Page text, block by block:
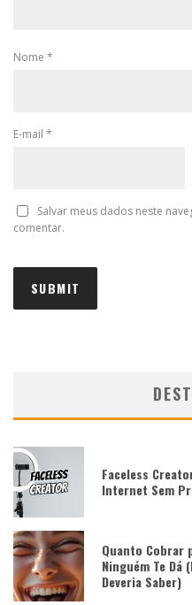
Nome *
E-mail *
Salvar meus dados neste
comentar.
Faceless
Internet Sem
Quanto Cobrar
Ninguém Te Dá
Deveria Saber)